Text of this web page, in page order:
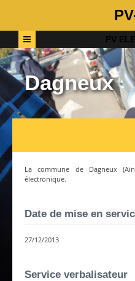
PV
Dagneux
La commune de Dagneux (Ain
électronique.
Date de mise en
27/12/2013
Service verbalisateur